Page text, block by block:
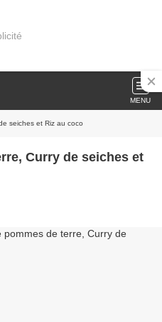
MENU
seiches et Riz au coco
Curry de seiches et